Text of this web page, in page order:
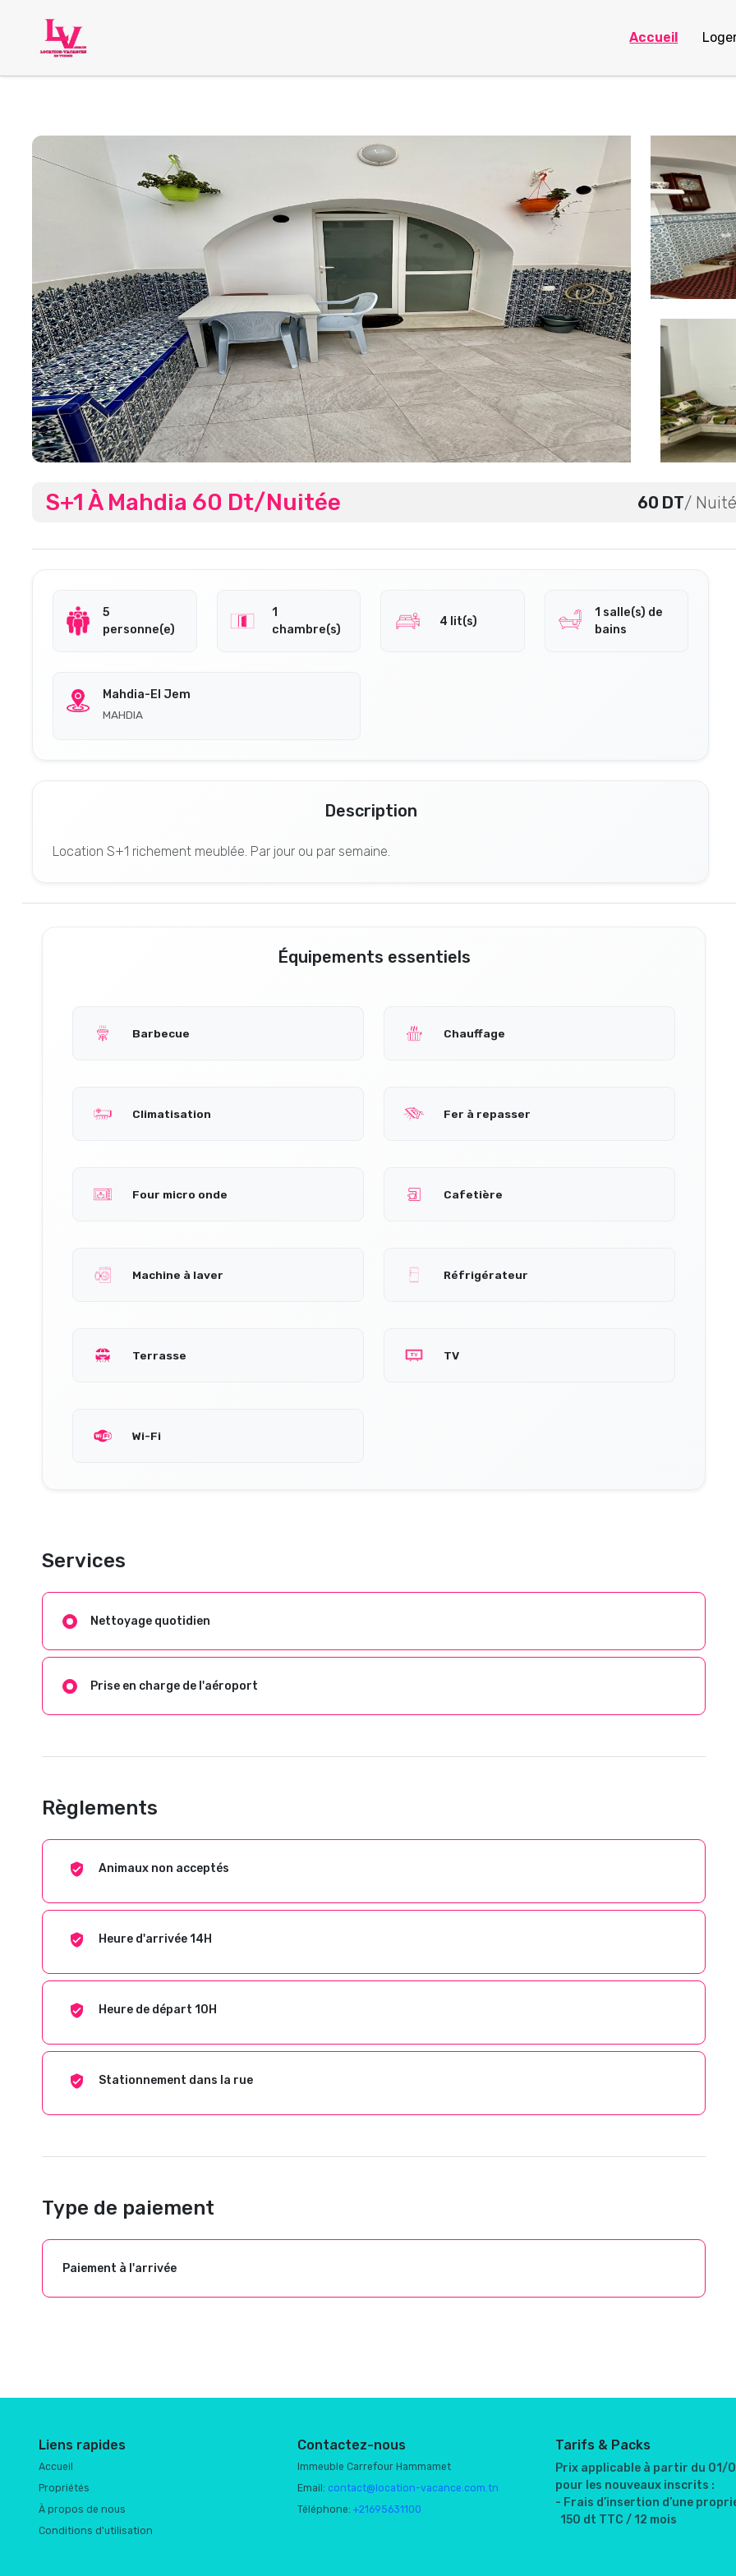
Accueil
S+1 À Mahdia 60 Dt/Nuitée 60 DT/
5
personne(e)
1
chambre(s)
4 lit(s)
1 salle(s) de
bains
Mahdia-El Jem
MAHDIA
Description
Location S+1 richement meublée. Par jour ou par semaine.
Équipements essentiels
Barbecue Chauffage
Climatisation Fer à repasser
Four micro onde Cafetière
Machine à laver Réfrigérateur
Terrasse TV
Wi-Fi
Services
Nettoyage quotidien
Prise en charge de l'aéroport
Règlements
Animaux non acceptés
Heure d'arrivée 14H
Heure de départ 10H
Stationnement dans la rue
Type de paiement
Paiement à l'arrivée
Liens rapides
Accueil
Propriétés
À propos de nous
Conditions d'utilisation
Contactez-nous
Immeuble Carrefour Hammamet
Email: contact@location-vacance.com.tn
Téléphone: +21695631100
Tarifs & Packs
Prix applicable à partir du 01/
pour les nouveaux inscrits :
- Frais d’insertion d’une
150 dt TTC / 12 mois